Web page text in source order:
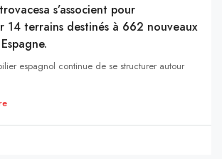
s’associent pour
14 terrains destinés à 662 nouveaux
espagnol continue de se structurer autour